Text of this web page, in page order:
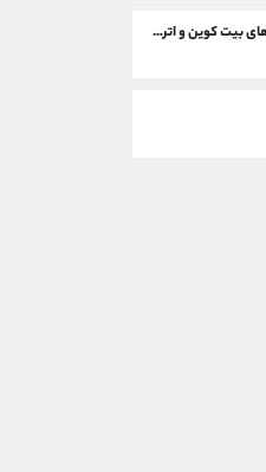
ورود 169 میلیون دلار سرمایه به ETF های بیت کوین و اتریوم